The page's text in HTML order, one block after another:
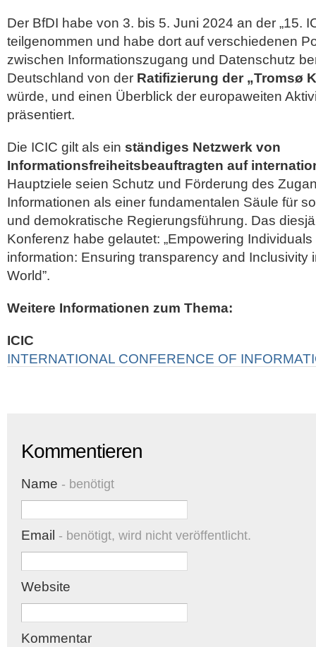
Der BfDI habe von 3. bis 5. Juni 2024 an der „15.
teilgenommen und habe dort auf verschiedenen
zwischen Informationszugang und Datenschutz
Deutschland von der Ratifizierung der „Tromsø
würde, und einen Überblick der europaweiten
präsentiert.
Die ICIC gilt als ein ständiges Netzwerk von
Informationsfreiheitsbeauftragten auf
Hauptziele seien Schutz und Förderung des
Informationen als einer fundamentalen Säule für
und demokratische Regierungsführung. Das
Konferenz habe gelautet: „Empowering
information: Ensuring transparency and Inclusivity
World”.
Weitere Informationen zum Thema:
ICIC
INTERNATIONAL CONFERENCE OF
Kommentieren
Name - benötigt
Email - benötigt, wird nicht veröffentlicht.
Website
Kommentar